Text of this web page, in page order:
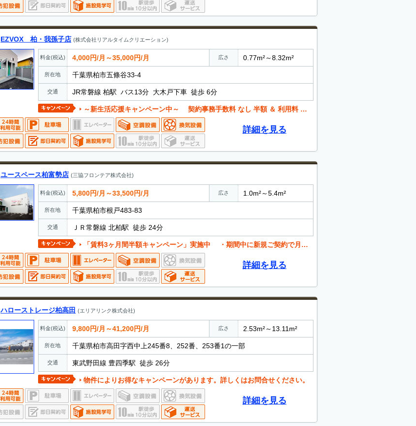
EZVOX 柏・我孫子店 (株式会社リアルタイムクリエーション)
料金(税込) 4,000円/月～35,000円/月 広さ 0.77m²～8.32m²
所在地 千葉県柏市五條谷33-4
交通 JR常磐線 柏駅 バス13分 大木戸下車 徒歩 6分
～新生活応援キャンペーン中～ 契約事務手数料 なし 半額 ＆ 利用料 最大 ３か月
詳細を見る
ユースペース柏富勢店 (三協フロンテア株式会社)
料金(税込) 5,800円/月～33,500円/月 広さ 1.0m²～5.4m²
所在地 千葉県柏市根戸483-83
交通 ＪＲ常磐線 北柏駅 徒歩 24分
「賃料3ヶ月間半額キャンペーン」実施中 ・期間中に新規ご契約で月額賃料が半額、初めてご利用の方も安心です
詳細を見る
ハローストレージ柏高田 (エリアリンク株式会社)
料金(税込) 9,800円/月～41,200円/月 広さ 2.53m²～13.11m²
所在地 千葉県柏市高田字西中上245番8、252番、253番1の一部
交通 東武野田線 豊四季駅 徒歩 26分
物件によりお得なキャンペーンがあります。詳しくはお問合せください。
詳細を見る